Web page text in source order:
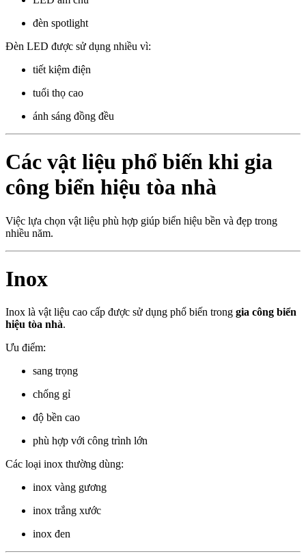
đèn spotlight
Đèn LED được sử dụng nhiều vì:
tiết kiệm điện
tuổi thọ cao
ánh sáng đồng đều
Các vật liệu phổ biến khi gia
công biển hiệu tòa nhà
Việc lựa chọn vật liệu phù hợp giúp biển hiệu bền và đẹp trong
nhiều năm.
Inox
Inox là vật liệu cao cấp được sử dụng phổ biến trong gia công biển
hiệu tòa nhà.
Ưu điểm:
sang trọng
chống gỉ
độ bền cao
phù hợp với công trình lớn
Các loại inox thường dùng:
inox vàng gương
inox trắng xước
inox đen